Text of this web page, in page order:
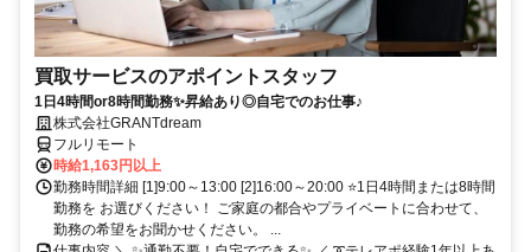
買取サービスのアポイントスタッフ
1日4時間or8時間勤務✨昇給あり◎自宅でのお仕事♪
株式会社GRANTdream
フルリモート
時給1,163円以上
勤務時間詳細 [1]9:00～13:00 [2]16:00～20:00 ⭐1日4時間または8時間
勤務を お選びください！ ご家庭の都合やプライベートに合わせて、
勤務の希望をお聞かせください。 ...